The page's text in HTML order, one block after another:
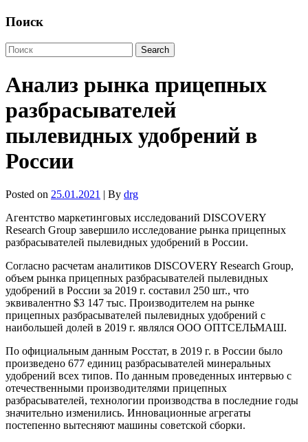
Поиск
Анализ рынка прицепных
разбрасывателей
пылевидных удобрений в
России
Posted on 25.01.2021 | By drg
Агентство маркетинговых исследований DISCOVERY
Research Group завершило исследование рынка прицепных
разбрасывателей пылевидных удобрений в России.
Согласно расчетам аналитиков DISCOVERY Research Group,
объем рынка прицепных разбрасывателей пылевидных
удобрений в России за 2019 г. составил 250 шт., что
эквивалентно $3 147 тыс. Производителем на рынке
прицепных разбрасывателей пылевидных удобрений с
наибольшей долей в 2019 г. являлся ООО ОПТСЕЛЬМАШ.
По официальным данным Росстат, в 2019 г. в России было
произведено 677 единиц разбрасывателей минеральных
удобрений всех типов. По данным проведенных интервью с
отечественными производителями прицепных
разбрасывателей, технологии производства в последние годы
значительно изменились. Инновационные агрегаты
постепенно вытесняют машины советской сборки.